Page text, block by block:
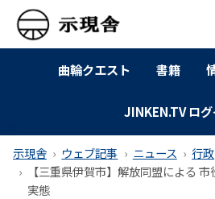
曲輪クエスト 書籍
JINKEN.TV ロ
示現舎 ウェブ記事 ニュース
行政
【三重県伊賀市】解放同盟による
実態